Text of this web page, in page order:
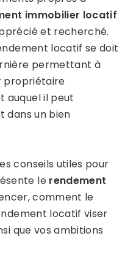
immobilier locatif
et recherché.
locatif se doit
permettant à
propriétaire
auquel il peut
dans un bien
conseils utiles pour
le rendement
comment le
locatif viser
que vos ambitions